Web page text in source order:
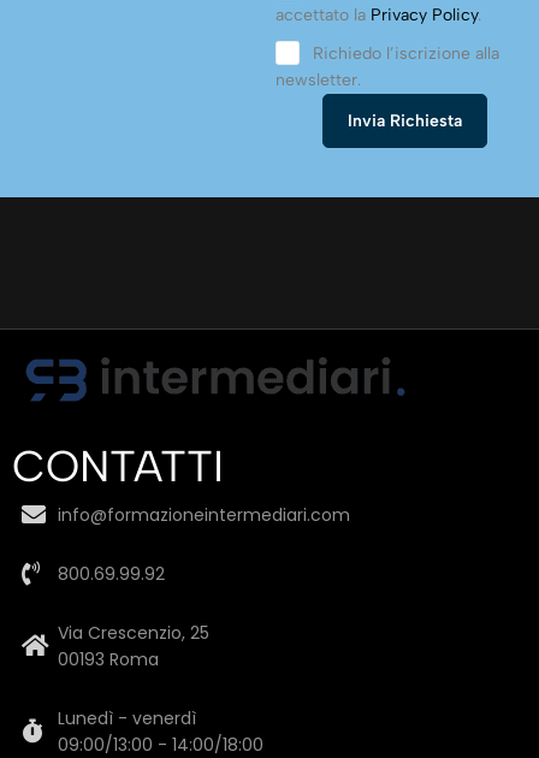
accettato la Privacy Policy.
Richiedo l’iscrizione alla
newsletter.
CONTATTI
info@formazioneintermediari.com
800.69.99.92
Via Crescenzio, 25
00193 Roma
Lunedì - venerdì
09:00/13:00 - 14:00/18:00